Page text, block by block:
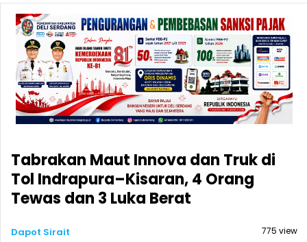
Tabrakan Maut Innova dan Truk di
Tol Indrapura–Kisaran, 4 Orang
Tewas dan 3 Luka Berat
Dapot Sirait
775 view